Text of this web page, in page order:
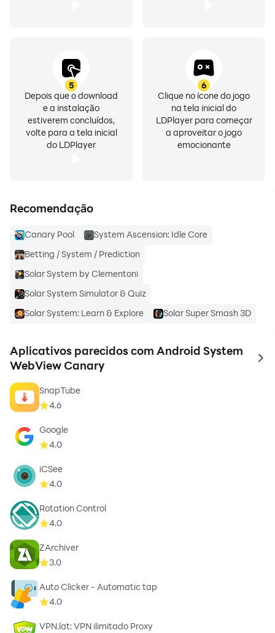
5
Depois que o download
e a instalação
estiverem concluídos,
volte para a tela inicial
do LDPlayer
6
Clique no ícone do jogo
na tela inicial do
LDPlayer para começar
a aproveitar o jogo
emocionante
Recomendação
Canary Pool
System Ascension: Idle Core
Betting / System / Prediction
Solar System by Clementoni
Solar System Simulator & Quiz
Solar System: Learn & Explore
Solar Super Smash 3D
Aplicativos parecidos com Android System
WebView Canary
to
SnapTube
4.6
Google
4.0
iCSee
4.0
Rotation Control
4.0
ZArchiver
3.0
Auto Clicker - Automatic tap
4.0
VPN.lat: VPN ilimitado Proxy